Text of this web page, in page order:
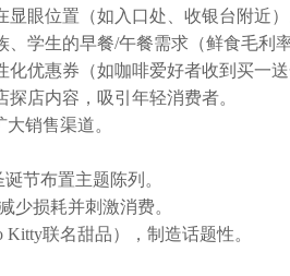
眼位置（如入口处、收银台附近）
学生的早餐/午餐需求（鲜食毛利率
优惠券（如咖啡爱好者收到买一送
店内容，吸引年轻消费者。
销售渠道。
节布置主题陈列。
少损耗并刺激消费。
联名甜品），制造话题性。